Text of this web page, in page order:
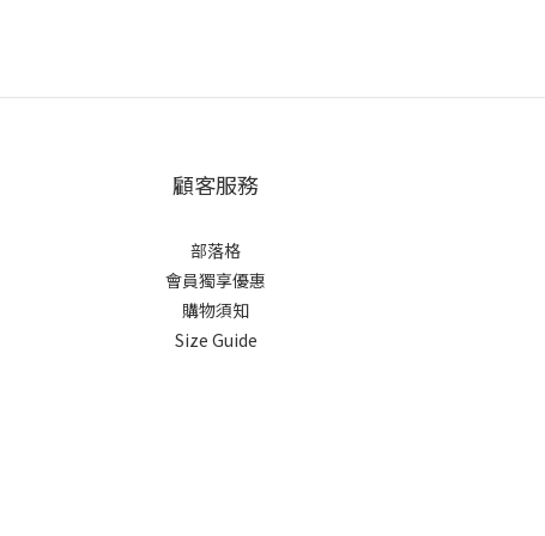
顧客服務
部落格
會員獨享優惠
購物須知
Size Guide